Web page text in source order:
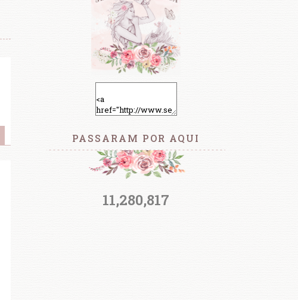
PASSARAM POR AQUI
11,280,817